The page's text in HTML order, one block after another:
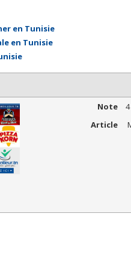
en Tunisie
en Tunisie
Note 4
Article